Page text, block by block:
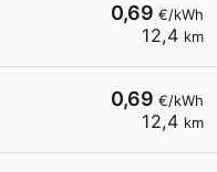
0,69 €/kWh
12,4 km
0,69 €/kWh
12,4 km